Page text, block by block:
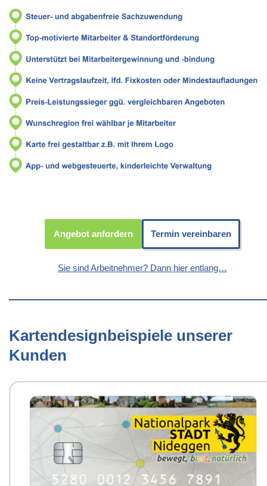
Angebot anfordern Termin vereinbaren
Sie sind Arbeitnehmer? Dann hier entlang…
Kartendesignbeispiele unserer
Kunden